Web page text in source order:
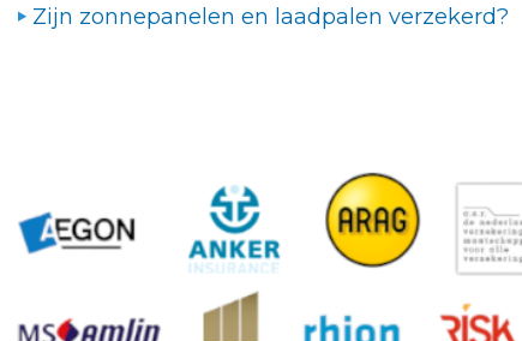
Zijn zonnepanelen en laadpalen verzekerd?